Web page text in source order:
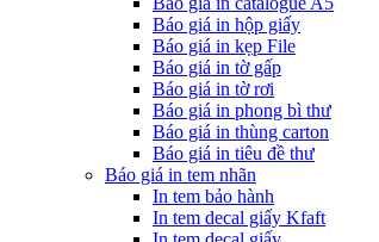
Báo giá in hộp giấy
Báo giá in kẹp File
Báo giá in tờ gấp
Báo giá in tờ rơi
Báo giá in phong bì thư
Báo giá in thùng carton
Báo giá in tiêu đề thư
Báo giá in tem nhãn
In tem bảo hành
In tem decal giấy Kfaft